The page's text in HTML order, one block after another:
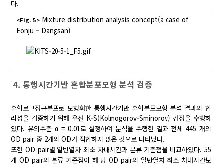
다.
<Fig. 5> Mixture distribution analysis concept(a case of
Eonju – Dangsan)
4. 통행시간기반 혼합분포모형 분석 검증
혼합로그정규분포로 모형화한 통행시간기반 혼합분포모형 분석 결과의 합
리성을 검증하기 위해 우선 K-S(Kolmogorov-Sminorov) 검정을 수행하
였다. 유의수준 α = 0.01로 설정하여 분석을 수행한 결과 전체 445 개의
OD pair 중 2개의 OD가 적합하지 않은 것으로 나타났다.
또한 OD pair별 일반열차 최소 차내시간과 분류 기준점을 비교하였다. 55
개 OD pair의 분류 기준점이 해 당 OD pair의 일반열차 최소 차내시간보